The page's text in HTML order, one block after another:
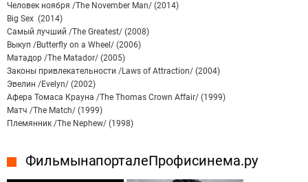
Человек ноября /The November Man/ (2014)
Big Sex (2014)
Самый лучший /The Greatest/ (2008)
Выкуп /Butterfly on a Wheel/ (2006)
Матадор /The Matador/ (2005)
Законы привлекательности /Laws of Attraction/ (2004)
Эвелин /Evelyn/ (2002)
Афера Томаса Крауна /The Thomas Crown Affair/ (1999)
Матч /The Match/ (1999)
Племянник /The Nephew/ (1998)
Фильмы на портале Профисинема.ру